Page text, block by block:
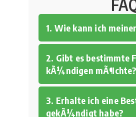
1. Wie kann ich
2. Gibt es bestimmte
kÃ¼ndigen mÃ¶chte?
3. Erhalte ich eine
gekÃ¼ndigt habe?